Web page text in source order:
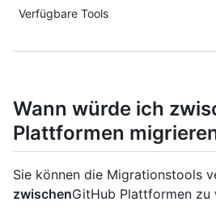
Verfügbare Tools
Wann würde ich
Plattformen
Sie können die Migrationstools
zwischenGitHub Plattformen zu